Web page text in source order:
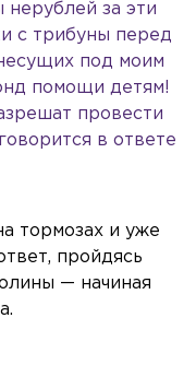
за эти
с трибуны перед
под моим
помощи детям!
провести
в ответе
тормозах и уже
пройдясь
— начиная